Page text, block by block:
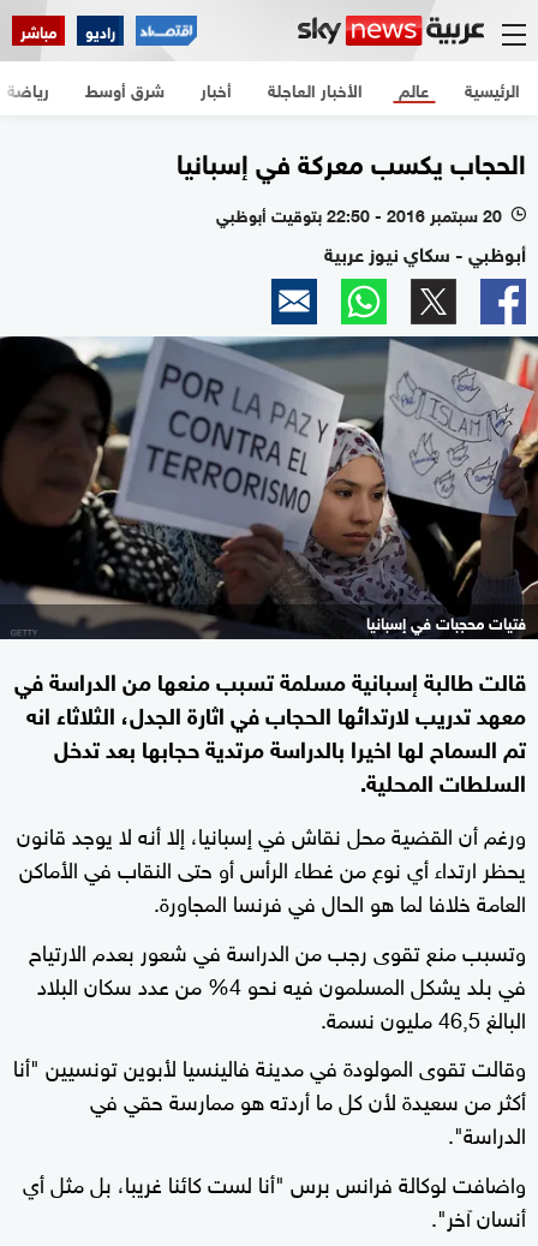
راديو مباشر
الرئيسية الأخبار العاجلة أخبار شرق أوسط عالم رياضة
الحجاب يكسب معركة في إسبانيا
l 20 سبتمبر 2016 - 22:50 بتوقيت أبوظبي
أبوظبي - سكاي نيوز عربية
فتيات محجبات في إسبانيا
قالت طالبة إسبانية مسلمة تسبب منعها من الدراسة في
معهد تدريب لارتدائها الحجاب في اثارة الجدل، الثلاثاء انه
تم السماح لها اخيرا بالدراسة مرتدية حجابها بعد تدخل
السلطات المحلية.
ورغم أن القضية محل نقاش في إسبانيا، إلا أنه لا يوجد قانون
يحظر ارتداء أي نوع من غطاء الرأس أو حتى النقاب في الأماكن
العامة خلافا لما هو الحال في فرنسا المجاورة.
وتسبب منع تقوى رجب من الدراسة في شعور بعدم الارتياح
في بلد يشكل المسلمون فيه نحو 4% من عدد سكان البلاد
البالغ 46,5 مليون نسمة.
وقالت تقوى المولودة في مدينة فالينسيا لأبوين تونسيين "أنا
أكثر من سعيدة لأن كل ما أردته هو ممارسة حقي في
الدراسة".
واضافت لوكالة فرانس برس "أنا لست كائنا غريبا، بل مثل أي
أنسان آخر".